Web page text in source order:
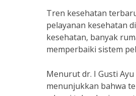
Tren kesehatan
pelayanan kesehatan
kesehatan, banyak
memperbaiki sistem
Menurut dr. I Gusti
menunjukkan bahwa